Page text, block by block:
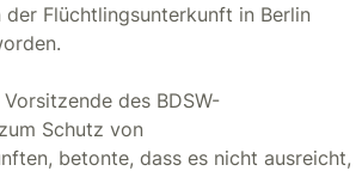
Flüchtlingsunterkunft in Berlin
des BDSW-
Schutz von
betonte, dass es nicht ausreicht,